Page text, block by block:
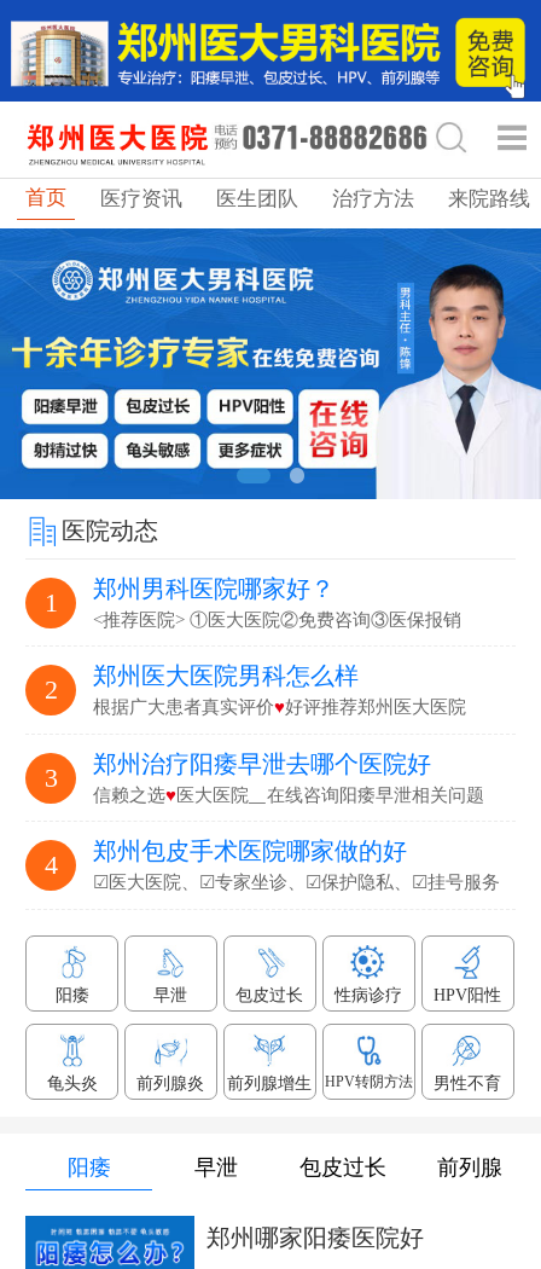
首页 医疗资讯 医生团队 治疗方法 来院路线
医院动态
1 郑州男科医院哪家好？
<推荐医院> ①医大医院②免费咨询③医保报销
2 郑州医大医院男科怎么样
根据广大患者真实评价♥好评推荐郑州医大医院
3 郑州治疗阳痿早泄去哪个医院好
信赖之选♥医大医院▁在线咨询阳痿早泄相关问题
4 郑州包皮手术医院哪家做的好
☑医大医院、☑专家坐诊、☑保护隐私、☑挂号服务
阳痿 早泄 包皮过长 性病诊疗 HPV阳性
龟头炎 前列腺炎 前列腺增生 HPV转阴方法 男性不育
阳痿 早泄 包皮过长 前列腺
郑州哪家阳痿医院好